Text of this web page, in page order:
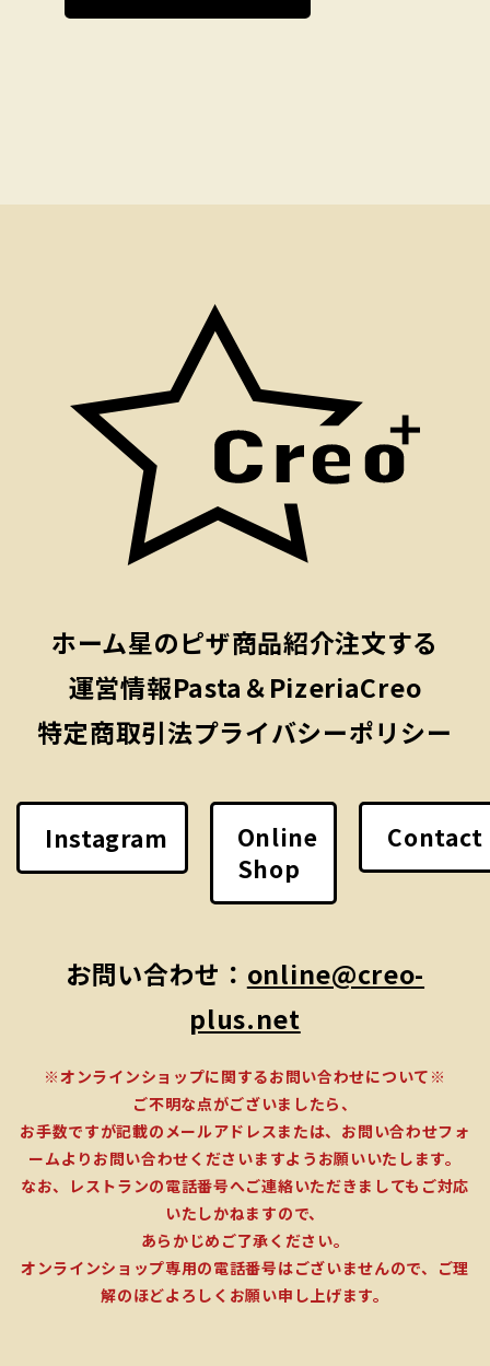
ホーム星のピザ商品紹介注文する
運営情報Pasta＆PizeriaCreo
特定商取引法プライバシーポリシー
Instagram
Online
Shop
Contact
お問い合わせ： online@creo-
plus.net
※オンラインショップに関するお問い合わせについて※
ご不明な点がございましたら、
お手数ですが記載のメールアドレスまたは、お問い合わせフォ
ームよりお問い合わせくださいますようお願いいたします。
なお、レストランの電話番号へご連絡いただきましてもご対応
いたしかねますので、
あらかじめご了承ください。
オンラインショップ専用の電話番号はございませんので、ご理
解のほどよろしくお願い申し上げます。